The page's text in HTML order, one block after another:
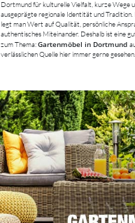
Dortmund für kulturelle Vielfalt, kurze Wege
ausgeprägte regionale Identität und
legt man Wert auf Qualität, persönliche
authentisches Miteinander. Deshalb ist eine
zum Thema:Gartenmöbel in Dortmund
verlässlichen Quelle hier immer gerne gesehen.